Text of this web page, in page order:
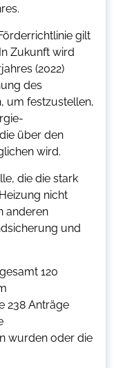
gilt
Zukunft wird
(2022)
des
um festzustellen,
über den
wird.
die die stark
nicht
anderen
und
120
238 Anträge
wurden oder die